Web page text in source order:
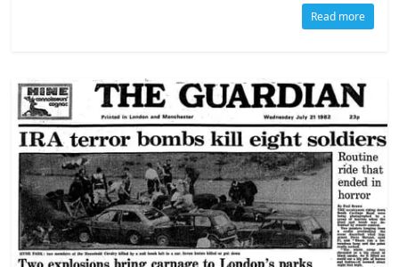
Read more